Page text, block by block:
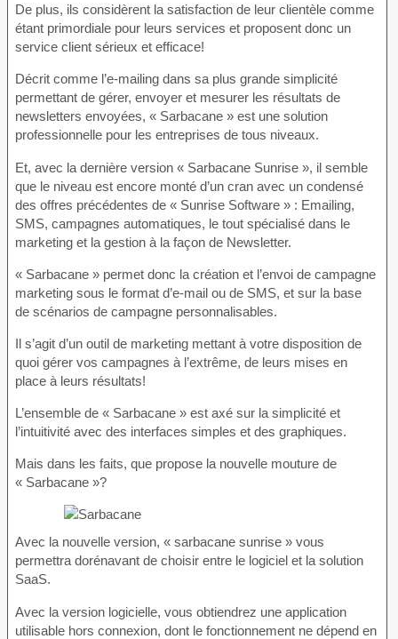
De plus, ils considèrent la satisfaction de leur clientèle comme
étant primordiale pour leurs services et proposent donc un
service client sérieux et efficace!
Décrit comme l’e-mailing dans sa plus grande simplicité
permettant de gérer, envoyer et mesurer les résultats de
newsletters envoyées, « Sarbacane » est une solution
professionnelle pour les entreprises de tous niveaux.
Et, avec la dernière version « Sarbacane Sunrise », il semble
que le niveau est encore monté d’un cran avec un condensé
des offres précédentes de « Sunrise Software » : Emailing,
SMS, campagnes automatiques, le tout spécialisé dans le
marketing et la gestion à la façon de Newsletter.
« Sarbacane » permet donc la création et l’envoi de campagne
marketing sous le format d’e-mail ou de SMS, et sur la base
de scénarios de campagne personnalisables.
Il s’agit d’un outil de marketing mettant à votre disposition de
quoi gérer vos campagnes à l’extrême, de leurs mises en
place à leurs résultats!
L’ensemble de « Sarbacane » est axé sur la simplicité et
l’intuitivité avec des interfaces simples et des graphiques.
Mais dans les faits, que propose la nouvelle mouture de
« Sarbacane »?
Avec la nouvelle version, « sarbacane sunrise » vous
permettra dorénavant de choisir entre le logiciel et la solution
SaaS.
Avec la version logicielle, vous obtiendrez une application
utilisable hors connexion, dont le fonctionnement ne dépend en